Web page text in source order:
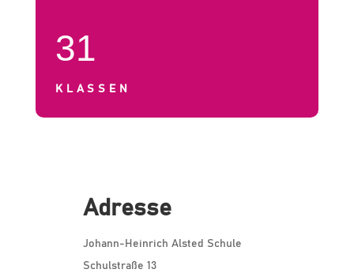
31
KLASSEN
Adresse
Johann-Heinrich Alsted Schule
Schulstraße 13